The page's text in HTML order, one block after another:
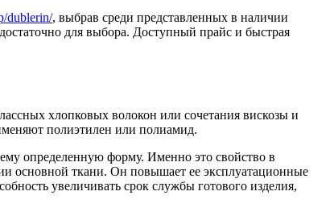
dublerin/, выбрав среди представленных в наличии
для выбора. Доступный прайс и быстрая
хлопковых волокон или сочетания вискозы и
полиэтилен или полиамид.
определенную форму. Именно это свойство в
основной ткани. Он повышает ее эксплуатационные
увеличивать срок службы готового изделия,